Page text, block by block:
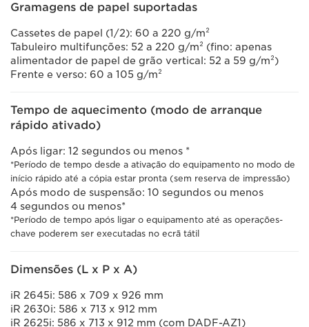
Gramagens de papel suportadas
Cassetes de papel (1/2): 60 a 220 g/m²
Tabuleiro multifunções: 52 a 220 g/m² (fino: apenas
alimentador de papel de grão vertical: 52 a 59 g/m²)
Frente e verso: 60 a 105 g/m²
Tempo de aquecimento (modo de arranque
rápido ativado)
Após ligar: 12 segundos ou menos *
*Período de tempo desde a ativação do equipamento no modo de
início rápido até a cópia estar pronta (sem reserva de impressão)
Após modo de suspensão: 10 segundos ou menos
4 segundos ou menos*
*Período de tempo após ligar o equipamento até as operações-
chave poderem ser executadas no ecrã tátil
Dimensões (L x P x A)
iR 2645i: 586 x 709 x 926 mm
iR 2630i: 586 x 713 x 912 mm
iR 2625i: 586 x 713 x 912 mm (com DADF-AZ1)